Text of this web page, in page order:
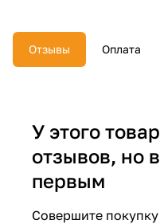
Отзывы Оплата
У этого
отзывов, но
первым
Совершите покупку